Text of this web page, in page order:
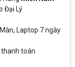
Đại Lý
Laptop 7 ngày
thanh toán